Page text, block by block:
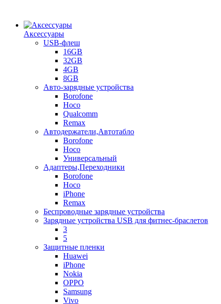
Аксессуары
USB-флеш
16GB
32GB
4GB
8GB
Авто-зарядные устройства
Borofone
Hoco
Qualcomm
Remax
Автодержатели,Автотабло
Borofone
Hoco
Универсальный
Адаптеры,Переходники
Borofone
Hoco
iPhone
Remax
Беспроводные зарядные устройства
Зарядные устройства USB для фитнес-браслетов
3
5
Защитные пленки
Huawei
iPhone
Nokia
OPPO
Samsung
Vivo